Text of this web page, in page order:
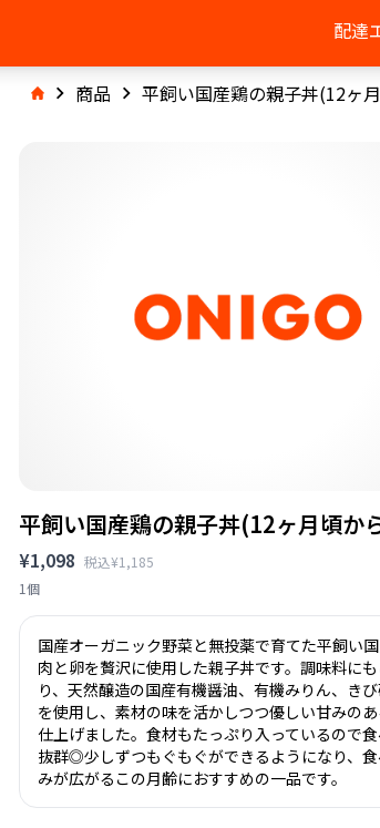
配達
商品 平飼い国産鶏の親子丼(12ヶ
平飼い国産鶏の親子丼(12ヶ月頃か
¥1,098 税込¥1,185
1個
国産オーガニック野菜と無投薬で育てた平飼い
肉と卵を贅沢に使用した親子丼です。調味料に
り、天然醸造の国産有機醤油、有機みりん、き
を使用し、素材の味を活かしつつ優しい甘みの
仕上げました。食材もたっぷり入っているので
抜群◎少しずつもぐもぐができるようになり、
みが広がるこの月齢におすすめの一品です。